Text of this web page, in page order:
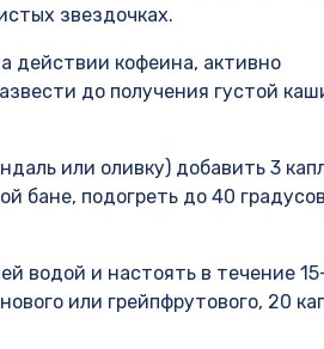
звездочках.
действии кофеина, активно
до получения густой
или оливку) добавить 3
бане, подогреть до 40
водой и настоять в течение
или грейпфрутового, 20